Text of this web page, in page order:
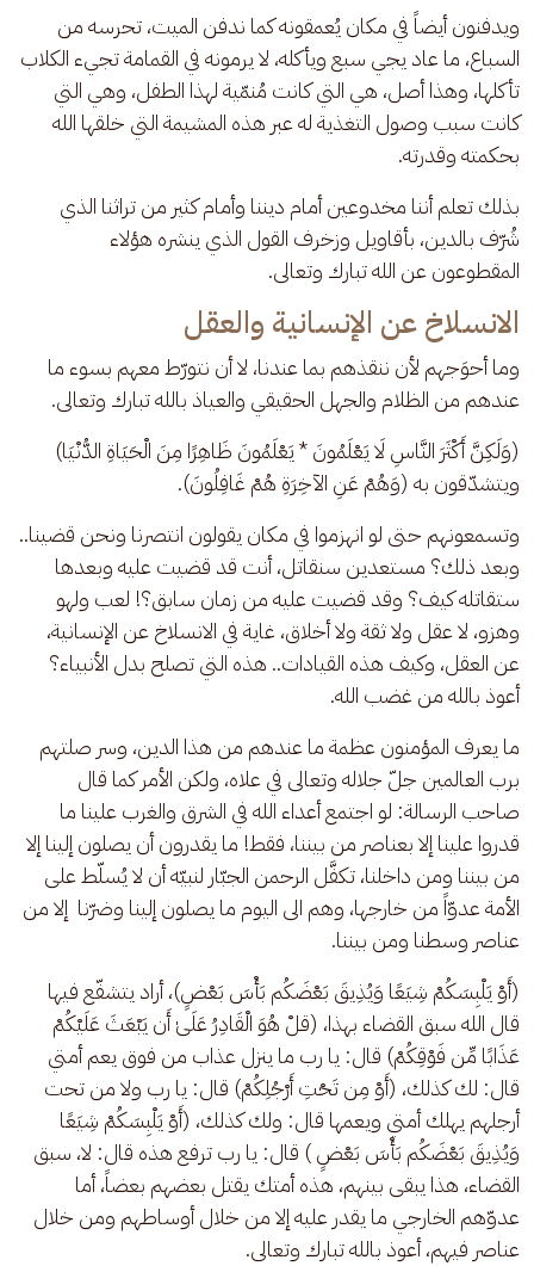
ويدفنون أيضاً في مكان يُعمقونه كما ندفن الميت، تحرسه من
السباع، ما عاد يجي سبع ويأكله، لا يرمونه في القمامة تجيء الكلاب
تأكلها، وهذا أصل، هي التي كانت مُنمّية لهذا الطفل، وهي التي
كانت سبب وصول التغذية له عبر هذه المشيمة التي خلقها الله
بحكمته وقدرته.
بذلك تعلم أننا مخدوعين أمام ديننا وأمام كثير من تراثنا الذي
شُرّف بالدين، بأقاويل وزخرف القول الذي ينشره هؤلاء
المقطوعون عن الله تبارك وتعالى.
الانسلاخ عن الإنسانية والعقل
وما أحوَجهم لأن ننقذهم بما عندنا، لا أن نتورّط معهم بسوء ما
عندهم من الظلام والجهل الحقيقي والعياذ بالله تبارك وتعالى.
(وَلَكِنَّ أَكْثَرَ النَّاسِ لَا يَعْلَمُونَ * يَعْلَمُونَ ظَاهِرًا مِنَ الْحَيَاةِ الدُّنْيَا)
ويتشدّقون به (وَهُمْ عَنِ الآخِرَةِ هُمْ غَافِلُونَ).
وتسمعونهم حتى لو انهزموا في مكان يقولون انتصرنا ونحن قضينا..
وبعد ذلك؟ مستعدين سنقاتل، أنت قد قضيت عليه وبعدها
ستقاتله كيف؟ وقد قضيت عليه من زمان سابق؟! لعب ولهو
وهزو، لا عقل ولا ثقة ولا أخلاق، غاية في الانسلاخ عن الإنسانية،
عن العقل، وكيف هذه القيادات.. هذه التي تصلح بدل الأنبياء؟
أعوذ بالله من غضب الله.
ما يعرف المؤمنون عظمة ما عندهم من هذا الدين، وسر صلتهم
برب العالمين جلّ جلاله وتعالى في علاه، ولكن الأمر كما قال
صاحب الرسالة: لو اجتمع أعداء الله في الشرق والغرب علينا ما
قدروا علينا إلا بعناصر من بيننا، فقط! ما يقدرون أن يصلون إلينا إلا
من بيننا ومن داخلنا، تكفَّل الرحمن الجبّار لنبيّه أن لا يُسلّط على
الأمة عدوّاً من خارجها، وهم الى اليوم ما يصلون إلينا وضرّنا  إلا من
عناصر وسطنا ومن بيننا.
(أَوْ يَلْبِسَكُمْ شِيَعًا وَيُذِيقَ بَعْضَكُم بَأْسَ بَعْضٍ)، أراد يتشفّع فيها
قال الله سبق القضاء بهذا، (قلْ هُوَ الْقَادِرُ عَلَىٰ أَن يَبْعَثَ عَلَيْكُمْ
عَذَابًا مِّن فَوْقِكُمْ) قال: يا رب ما ينزل عذاب من فوق يعم أمتي
قال: لك كذلك، (أَوْ مِن تَحْتِ أَرْجُلِكُمْ) قال: يا رب ولا من تحت
أرجلهم يهلك أمتي ويعمها قال: ولك كذلك، (أَوْ يَلْبِسَكُمْ شِيَعًا
وَيُذِيقَ بَعْضَكُم بَأْسَ بَعْضٍ ) قال: يا رب ترفع هذه قال: لا، سبق
القضاء، هذا يبقى بينهم، هذه أمتك يقتل بعضهم بعضاً، أما
عدوّهم الخارجي ما يقدر عليه إلا من خلال أوساطهم ومن خلال
عناصر فيهم، أعوذ بالله تبارك وتعالى.